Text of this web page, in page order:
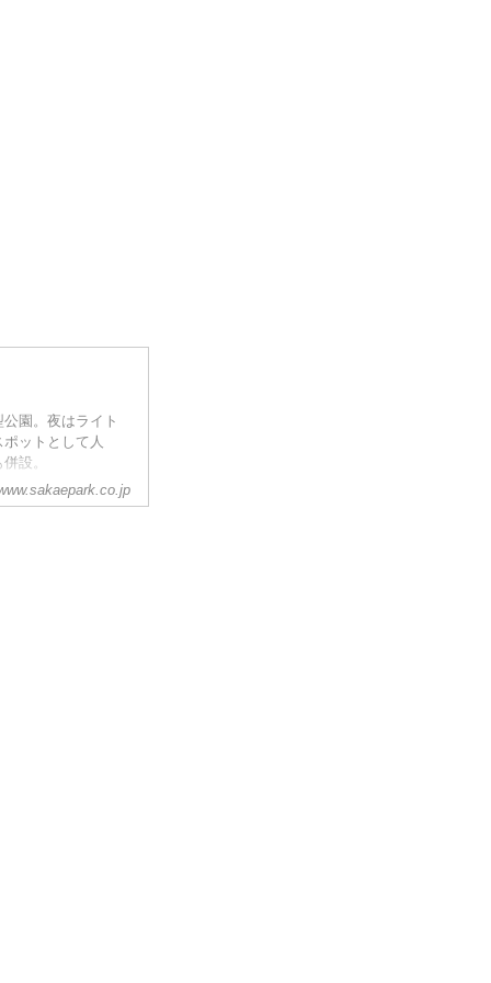
園。夜はライト
ットとして人
設。